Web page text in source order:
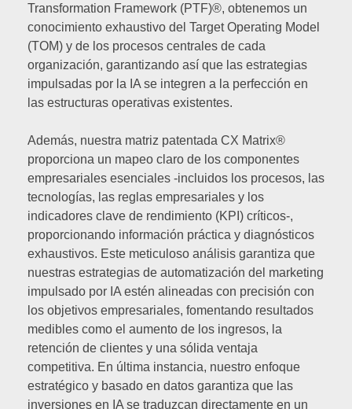
Transformation Framework (PTF)®, obtenemos un
conocimiento exhaustivo del Target Operating Model
(TOM) y de los procesos centrales de cada
organización, garantizando así que las estrategias
impulsadas por la IA se integren a la perfección en
las estructuras operativas existentes.
Además, nuestra matriz patentada CX Matrix®
proporciona un mapeo claro de los componentes
empresariales esenciales -incluidos los procesos, las
tecnologías, las reglas empresariales y los
indicadores clave de rendimiento (KPI) críticos-,
proporcionando información práctica y diagnósticos
exhaustivos. Este meticuloso análisis garantiza que
nuestras estrategias de automatización del marketing
impulsado por IA estén alineadas con precisión con
los objetivos empresariales, fomentando resultados
medibles como el aumento de los ingresos, la
retención de clientes y una sólida ventaja
competitiva. En última instancia, nuestro enfoque
estratégico y basado en datos garantiza que las
inversiones en IA se traduzcan directamente en un